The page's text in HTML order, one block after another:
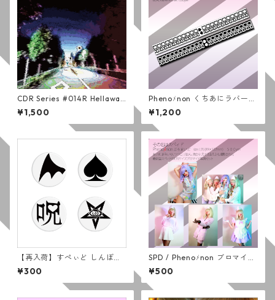
CDR Series #014R Hellawait
s (通常版)
¥1,500
Phenoﾒnon くちあにラバーバ
ンド セット
¥1,200
【再入荷】すぺぃど しんぼる
かんばっじ (しろ)
¥300
SPD / Phenoﾒnon ブロマイド
セット (５枚組)
¥500